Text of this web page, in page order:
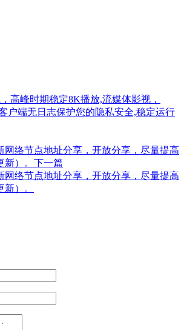
网络节点地址分享，开放分享，尽量提高
）。
下一篇
网络节点地址分享，开放分享，尽量提高
）。